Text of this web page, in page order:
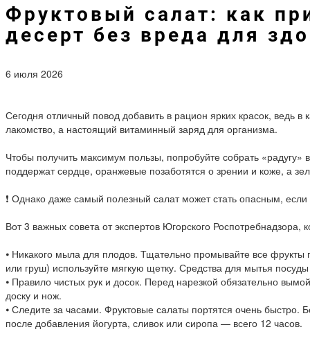
Фруктовый салат: как приготовить идеальный
десерт без вреда для
6 июля 2026
Сегодня отличный повод добавить в рацион ярких красок, ведь
лакомство, а настоящий витаминный заряд для организма.
Чтобы получить максимум пользы, попробуйте собрать
поддержат сердце, оранжевые позаботятся о зрении и коже, а
❗ Однако даже самый полезный салат может стать опасным,
Вот 3 важных совета от экспертов Югорского
⦁ Никакого мыла для плодов. Тщательно промывайте все
или груш) используйте мягкую щетку. Средства для мытья
⦁ Правило чистых рук и досок. Перед нарезкой обязательно
доску и нож.
⦁ Следите за часами. Фруктовые салаты портятся очень быстро.
после добавления йогурта, сливок или сиропа — всего 12 часов.